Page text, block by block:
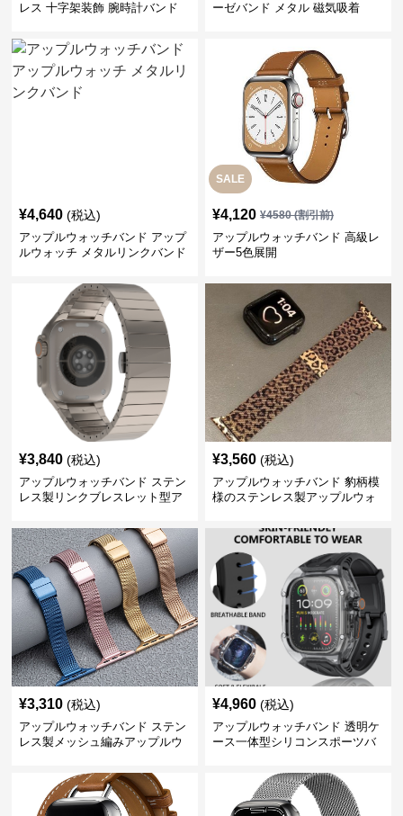
レス 十字架装飾 腕時計バンド
ーゼバンド メタル 磁気吸着
¥4,640 (税込)
アップルウォッチバンド アップ
ルウォッチ メタルリンクバンド
SALE
¥4,120 ¥4580(割引前)
アップルウォッチバンド 高級レ
ザー5色展開
¥3,840 (税込)
アップルウォッチバンド ステン
レス製リンクブレスレット型ア
¥3,560 (税込)
アップルウォッチバンド 豹柄模
様のステンレス製アップルウォ
¥3,310 (税込)
アップルウォッチバンド ステン
レス製メッシュ編みアップルウ
¥4,960 (税込)
アップルウォッチバンド 透明ケ
ース一体型シリコンスポーツバ